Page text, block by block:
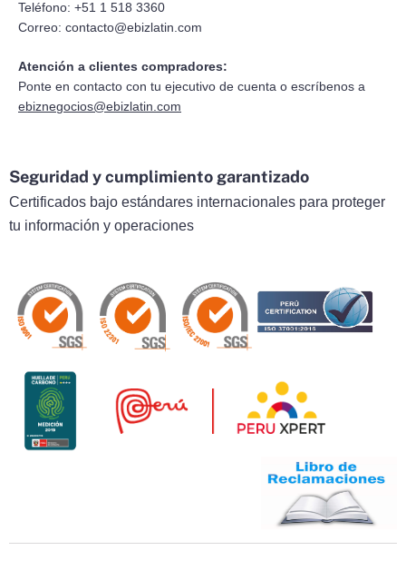
Teléfono: +51 1 518 3360
Correo: contacto@ebizlatin.com
Atención a clientes compradores:
Ponte en contacto con tu ejecutivo de cuenta o escríbenos a
ebiznegocios@ebizlatin.com
Seguridad y cumplimiento garantizado
Certificados bajo estándares internacionales para proteger
tu información y operaciones